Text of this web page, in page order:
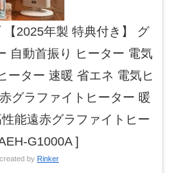
2025年製 特典付き】 グ
自動首振り ヒーター 電気
ーター 速暖 省エネ 電気ヒ
グラファイトヒーター 暖
能遠赤グラファイトヒー
G1000A ]
created by Rinker